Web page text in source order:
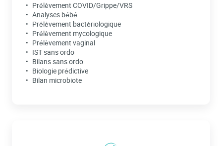
Prélèvement COVID/Grippe/VRS
Analyses bébé
Prélèvement bactériologique
Prélèvement mycologique
Prélèvement vaginal
IST sans ordo
Bilans sans ordo
Biologie prédictive
Bilan microbiote